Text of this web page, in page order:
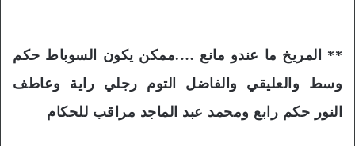
** المريخ ما عندو مانع ….ممكن يكون السوباط حكم
وسط والعليقي والفاضل التوم رجلي راية وعاطف
النور حكم رابع ومحمد عبد الماجد مراقب للحكام